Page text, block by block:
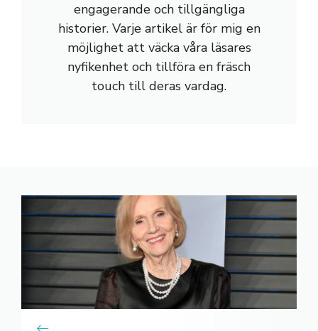
engagerande och tillgängliga
historier. Varje artikel är för mig en
möjlighet att väcka våra läsares
nyfikenhet och tillföra en fräsch
touch till deras vardag.